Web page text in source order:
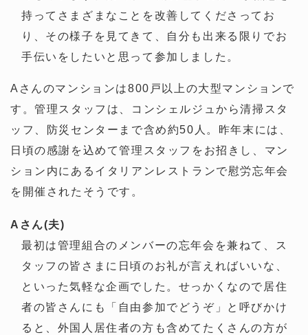
持ってさまざまなことを改善してくださってお
り、その様子を見てきて、自分も出来る限りでお
手伝いをしたいと思って参加しました。
Aさんのマンションは800戸以上の大型マンションで
す。管理スタッフは、コンシェルジュから清掃スタ
ッフ、防災センターまで含め約50人。昨年末には、
日頃の感謝を込めて管理スタッフをお招きし、マン
ション内にあるイタリアンレストランで慰労忘年会
を開催されたそうです。
Aさん(夫)
最初は管理組合のメンバーの忘年会を兼ねて、ス
タッフの皆さまに日頃のお礼が言えればいいな、
といった気軽な企画でした。せっかくなので居住
者の皆さんにも「自由参加でどうぞ」と呼びかけ
ると、外国人居住者の方も含めてたくさんの方が